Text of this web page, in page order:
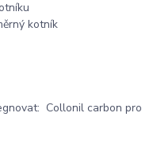
kotník
Collonil carbon pro